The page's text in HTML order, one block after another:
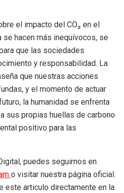
el impacto del CO₂ en el
hacen más inequívocos, se
que las sociedades
y responsabilidad. La
que nuestras acciones
y el momento de actuar
la humanidad se enfrenta
sus propias huellas de carbono
positivo para las
puedes seguirnos en
o visitar nuestra página oficial.
este articulo directamente en la